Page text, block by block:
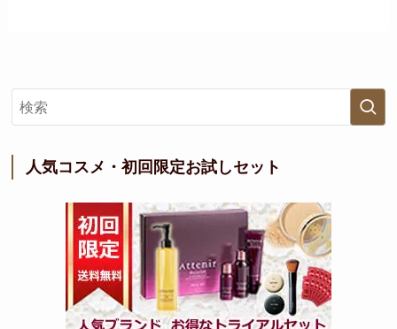
人気コスメ・初回限定お試しセット